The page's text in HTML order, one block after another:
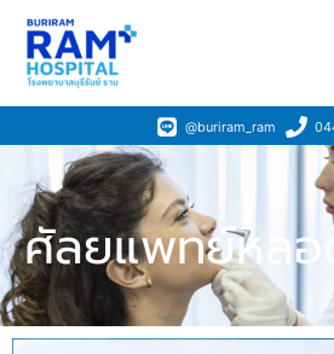
content
@buriram_ram
ศัลยแพทย์หลอ